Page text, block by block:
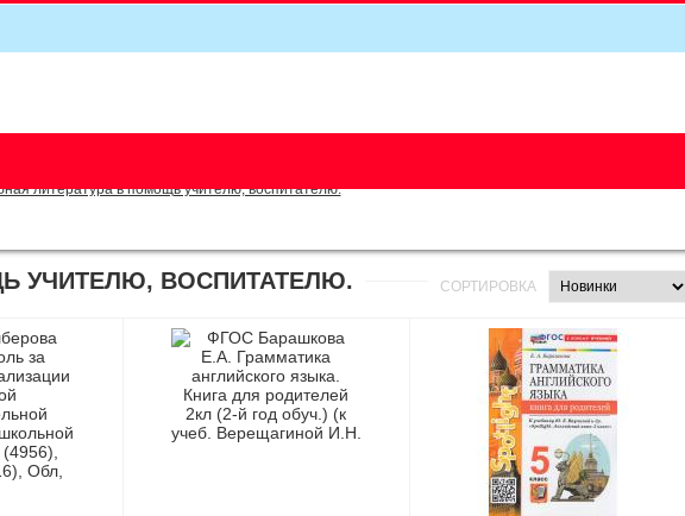
литература в помощь учителю, воспитателю.
УЧИТЕЛЮ, ВОСПИТАТЕЛЮ. СОРТИРОВКА